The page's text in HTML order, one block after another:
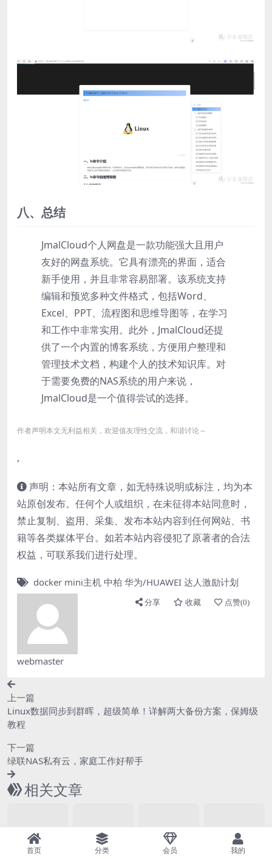
八、总结
JmalCloud个人网盘是一款功能强大且用户
友好的网盘系统。它具有漂亮的界面，适合
新手使用，并且非常容易部署。该系统支持
编辑和预览多种文件格式，包括Word、
Excel、PPT、流程图和思维导图等，在学习
和工作中非常实用。此外，JmalCloud还提
供了一个内置的博客系统，方便用户整理和
管理技术文档，构建个人的技术知识库。对
于需要免费的NAS系统的用户来说，
JmalCloud是一个值得尝试的选择。
作者声明本文无利益相关，欢迎值友理性交流，和谐讨论～
,
声明：本站所有文章，如无特殊说明或标注，均为本
站原创发布。任何个人或组织，在未征得本站同意时，
禁止复制、盗用、采集、发布本站内容到任何网站、书
籍等各类媒体平台。如若本站内容侵犯了原著者的合法
权益，可联系我们进行处理。
docker mini主机 中柏 华为/HUAWEI 达人激励计划
webmaster
分享 收藏 点赞(0)
上一篇
Linux数据同步到群晖，超级简单！详解两大备份方案，保姆级
教程
下一篇
绿联NAS私有云，家庭工作好帮手
相关文章
黑群晖 黑群晖 黑群晖 黑群晖
首页 分类 会员 我的